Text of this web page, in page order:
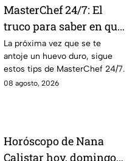
MasterChef 24/7: El
truco para saber en qué
momento está listo un
huevo cocido
La próxima vez que se te
antoje un huevo duro, sigue
estos tips de MasterChef 24/7.
08 agosto, 2026
Horóscopo de Nana
Calistar hoy, domingo 9